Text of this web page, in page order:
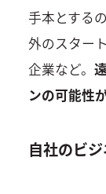
手本とする
外のスター
企業など。
ンの可能性
自社のビ